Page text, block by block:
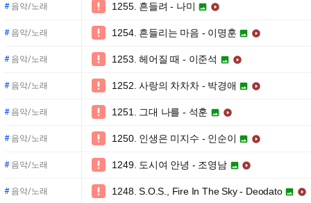
#음악/노래  1255. 흔들려 - 나미  
#음악/노래  1254. 흔들리는 마음 - 이명훈  
#음악/노래  1253. 헤어질 때 - 이준석  
#음악/노래  1252. 사랑의 차차차 - 박경애  
#음악/노래  1251. 그대 나를 - 석훈  
#음악/노래  1250. 인생은 미지수 - 인순이  
#음악/노래  1249. 도시여 안녕 - 조영남  
#음악/노래  1248. S.O.S., Fire In The Sky - Deodato  